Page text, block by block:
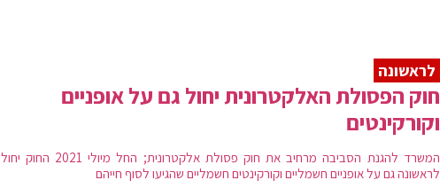
לראשונה
חוק הפסולת האלקטרונית יחול גם על אופניים
וקורקינטים
המשרד להגנת הסביבה מרחיב את חוק פסולת אלקטרונית; החל מיולי 2021 החוק יחול
לראשונה גם על אופניים חשמליים וקורקינטים חשמליים שהגיעו לסוף חייהם